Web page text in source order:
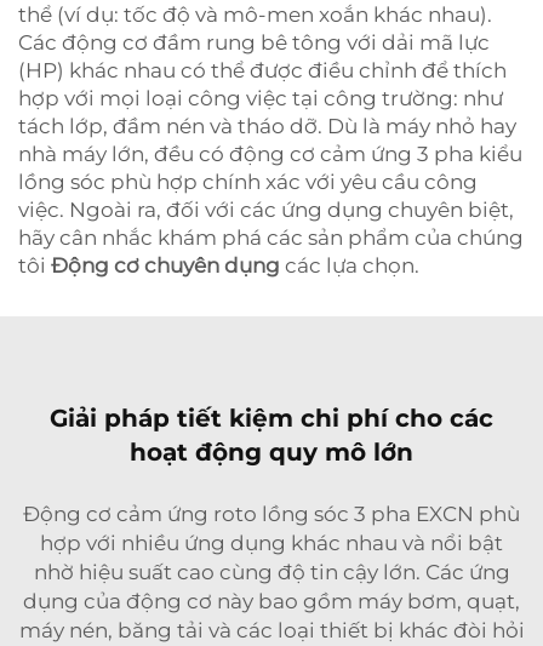
thể (ví dụ: tốc độ và mô-men xoắn khác nhau).
Các động cơ đầm rung bê tông với dải mã lực
(HP) khác nhau có thể được điều chỉnh để thích
hợp với mọi loại công việc tại công trường: như
tách lớp, đầm nén và tháo dỡ. Dù là máy nhỏ hay
nhà máy lớn, đều có động cơ cảm ứng 3 pha kiểu
lồng sóc phù hợp chính xác với yêu cầu công
việc. Ngoài ra, đối với các ứng dụng chuyên biệt,
hãy cân nhắc khám phá các sản phẩm của chúng
tôi Động cơ chuyên dụng các lựa chọn.
Giải pháp tiết kiệm chi phí cho các
hoạt động quy mô lớn
Động cơ cảm ứng roto lồng sóc 3 pha EXCN phù
hợp với nhiều ứng dụng khác nhau và nổi bật
nhờ hiệu suất cao cùng độ tin cậy lớn. Các ứng
dụng của động cơ này bao gồm máy bơm, quạt,
máy nén, băng tải và các loại thiết bị khác đòi hỏi